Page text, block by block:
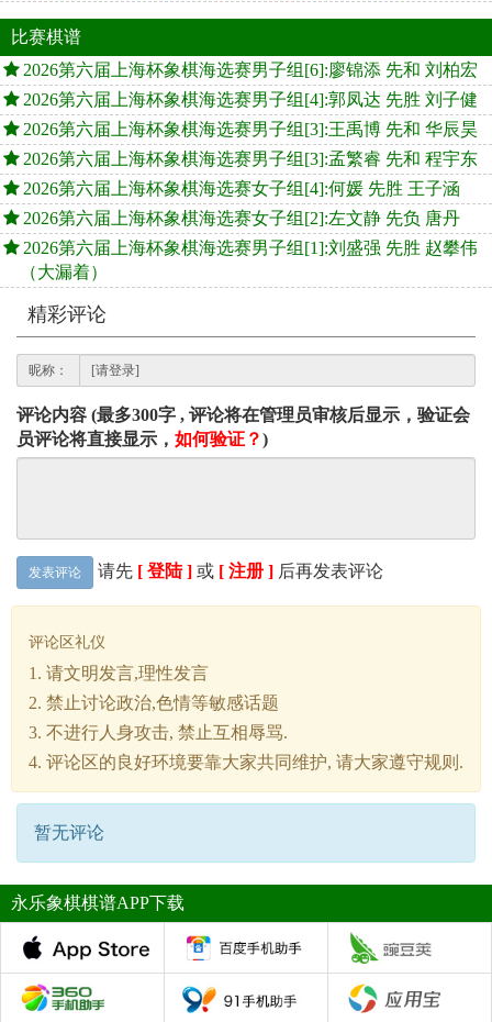
比赛棋谱
2026第六届上海杯象棋海选赛男子组[6]:廖锦添 先和 刘柏宏
2026第六届上海杯象棋海选赛男子组[4]:郭凤达 先胜 刘子健
2026第六届上海杯象棋海选赛男子组[3]:王禹博 先和 华辰昊
2026第六届上海杯象棋海选赛男子组[3]:孟繁睿 先和 程宇东
2026第六届上海杯象棋海选赛女子组[4]:何媛 先胜 王子涵
2026第六届上海杯象棋海选赛女子组[2]:左文静 先负 唐丹
2026第六届上海杯象棋海选赛男子组[1]:刘盛强 先胜 赵攀伟
（大漏着）
精彩评论
昵称：
评论内容 (最多300字 , 评论将在管理员审核后显示，验证会
员评论将直接显示， 如何验证？)
发表评论 请先 [ 登陆 ] 或 [ 注册 ] 后再发表评论
评论区礼仪
1. 请文明发言,理性发言
2. 禁止讨论政治,色情等敏感话题
3. 不进行人身攻击, 禁止互相辱骂.
4. 评论区的良好环境要靠大家共同维护, 请大家遵守规则.
暂无评论
永乐象棋棋谱APP下载